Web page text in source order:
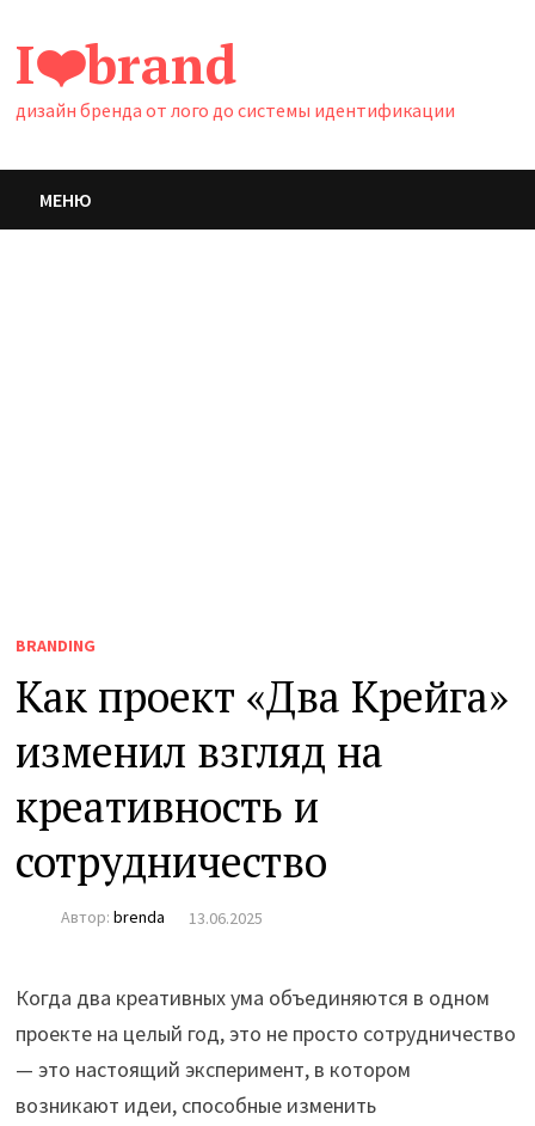
содержимому
I❤️brand
дизайн бренда от лого до системы идентификации
МЕНЮ
BRANDING
Как проект «Два Крейга»
изменил взгляд на
креативность и
сотрудничество
Автор:brenda 13.06.2025
Когда два креативных ума объединяются в одном
проекте на целый год, это не просто сотрудничество
— это настоящий эксперимент, в котором
возникают идеи, способные изменить